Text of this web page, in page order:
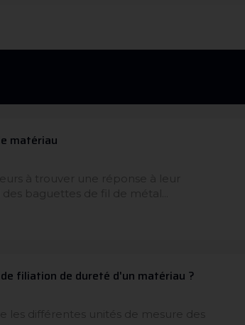
matériau
filiation de dureté d'un matériau ?